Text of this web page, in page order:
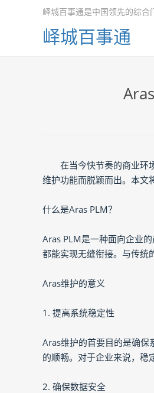
峄城百事通是中国领先的综合
峄城百事通
在当今快节奏的商业环
维护功能而脱颖而出。本文
什么是Aras PLM？
Aras PLM是一种面向企业
都能实现无缝衔接。与传统
Aras维护的意义
1. 提高系统稳定性
Aras维护的首要目的是确保
的顺畅。对于企业来说，稳
2. 确保数据安全